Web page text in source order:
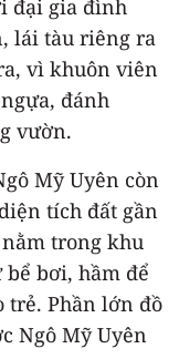
đại gia đình
lái tàu riêng ra
vì khuôn viên
đánh
vườn.
Mỹ Uyên còn
tích đất gần
nằm trong khu
bơi, hầm để
trẻ. Phần lớn đồ
Ngô Mỹ Uyên